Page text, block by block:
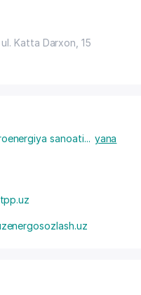
, ul. Katta Darxon, 15
sanoati... yana